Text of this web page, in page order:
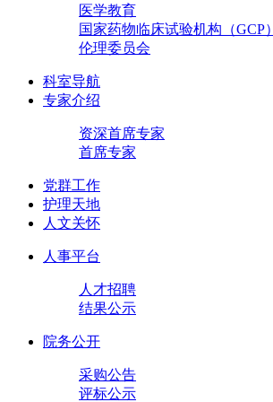
医学教育
国家药物临床试验机构（GCP）
伦理委员会
科室导航
专家介绍
资深首席专家
首席专家
党群工作
护理天地
人文关怀
人事平台
人才招聘
结果公示
院务公开
采购公告
评标公示